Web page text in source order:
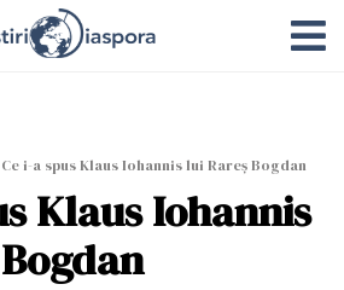
Ce i-a spus Klaus Iohannis lui Rareș Bogdan
Klaus Iohannis